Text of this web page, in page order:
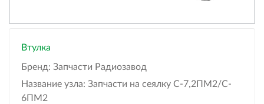
Втулка
Бренд: Запчасти Радиозавод
Название узла: Запчасти на сеялку С-7,2ПМ2/C-
6ПМ2